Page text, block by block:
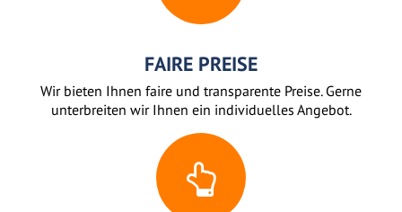
FAIRE PREISE
Wir bieten Ihnen faire und transparente Preise. Gerne
unterbreiten wir Ihnen ein individuelles Angebot.